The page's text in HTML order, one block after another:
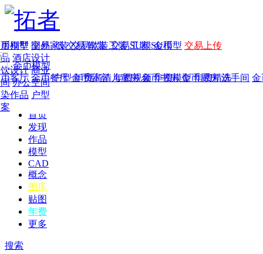
首页
发现
年费 作品 图纸 交易 软装 工装 SU模 金币
年费版块
费图纸 年费户型 年费高清 年费视频 年费模型 年费精选
作品
别墅 国外
酒店设计
设计 商业
办公空间
作品 户型
模型
模型 交易家装 交易软装 交易工装 SU模型 交易上传
金币模型
客厅 金币餐厅 金币卧室 儿童房 金币书房 金币厨房 洗手间 金
CAD
概念
图库
贴图
年费
更多
搜索